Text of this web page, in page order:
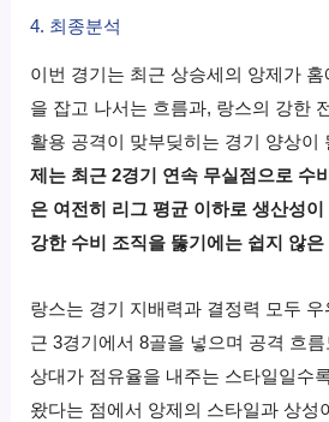
4. 최종분석
이번 경기는 최근 상승세의 앙제가
을 잡고 나서는 흐름과, 랑스의 강한
활용 공격이 맞부딪히는 경기 양상이
제는 최근 2경기 연속 무실점으로 수
은 여전히 리그 평균 이하로 생산성
강한 수비 조직을 뚫기에는 쉽지 않
랑스는 경기 지배력과 결정력 모두 우
근 3경기에서 8골을 넣으며 공격 흐
상대가 점유율을 내주는 스타일일수
왔다는 점에서 앙제의 스타일과 상성